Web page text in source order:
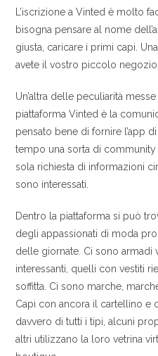
L’iscrizione a Vinted è molto
bisogna pensare al nome
giusta, caricare i primi capi.
avete il vostro piccolo negozio
Un’altra delle peculiarità
piattaforma Vinted è la
pensato bene di fornire l’app
tempo una sorta di community
sola richiesta di informazioni
sono interessati.
Dentro la piattaforma si può
degli appassionati di moda
delle giornate. Ci sono armadi
interessanti, quelli con vestiti
soffitta. Ci sono marche,
Capi con ancora il cartellino e
davvero di tutti i tipi, alcuni
altri utilizzano la loro vetrina